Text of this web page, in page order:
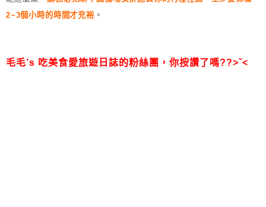
2~3個小時的時間才充裕。
毛毛’s 吃美食愛旅遊日誌的粉絲團， 你按讚了嗎??>ˇ<